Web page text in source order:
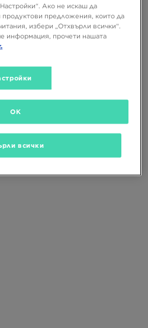
Ако не искаш да
предложения, които да
избери „Отхвърли всички“.
информация, прочети нашата
всички
OK